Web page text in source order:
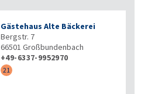
Gästehaus Alte Bäckerei
Bergstr. 7
66501 Großbundenbach
+49-6337-9952970
21